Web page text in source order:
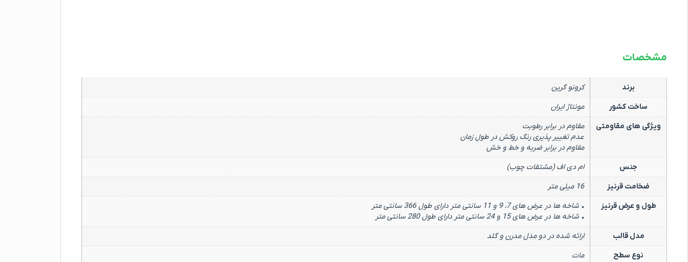
مشخصات
برند
کرونو گرین
ساخت کشور
مونتاژ ایران
ویژگی های مقاومتی
مقاوم در برابر رطوبت
عدم تغییر پذیری رنگ روکش در طول زمان
مقاوم در برابر ضربه و خط و خش
جنس
ام دی اف (مشتقات چوب)
ضخامت قرنیز
16 میلی متر
طول و عرض قرنیز
• شاخه ها در عرض های 7، 9 و 11 سانتی متر دارای طول 366 سانتی متر
• شاخه ها در عرض های 15 و 24 سانتی متر دارای طول 280 سانتی متر
مدل قالب
ارائه شده در دو مدل مدرن و گلد
نوع سطح
مات